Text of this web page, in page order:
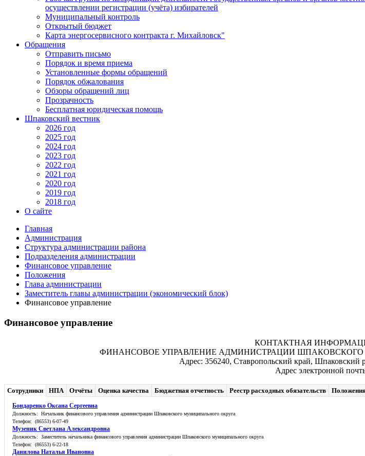
осуществлении регистрации (учёта) избирателей
Муниципальный контроль
Открытый бюджет
Карта энергосервисного контракта г. Михайловск"
Обращения
Отправить письмо
Порядок и время приема
Установленные формы обращений
Порядок обжалования
Обзоры обращений лиц
Прозрачность
Бесплатная юридическая помощь
Шпаковский вестник
2026 год
2025 год
2024 год
2023 год
2022 год
2021 год
2020 год
2019 год
2018 год
О сайте
Главная
Администрация
Структура администрации района
Подразделения администрации
Финансовое управление
Положения
Глава администрации
Заместитель главы администрации (экономический блок)
Финансовое управление
Финансовое управление
КОНТАКТНАЯ
ФИНАНСОВОЕ УПРАВЛЕНИЕ АДМИНИСТРАЦИИ ШПАКОВСКОГО
Адрес: 356240, Ставропольский край, Шпаковский
Адрес электронной
Сотрудники НПА Отчёты Оценка качества Бюджетная отчетность Реестр расходных обязательств
Бондаренко Оксана Сергеевна
Должность: Начальник финансового управления администрации Шпаковского муниципального округа
Телефон: (86553) 6-07-49
Музеник Светлана Александровна
Должность: Заместитель начальника финансового управления администрации Шпаковского муниципального округа
Телефон: (86553) 6-22-18
Данилова Наталья Ивановна